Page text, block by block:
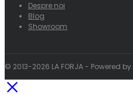
Despre noi
Blog
Showroom
© 2013-2026 LA FORJA - Powered by